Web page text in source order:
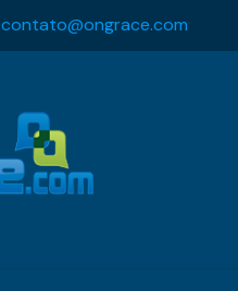
contato@ongrace.com